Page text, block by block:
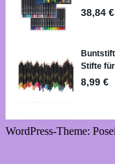
WordPress-Theme: